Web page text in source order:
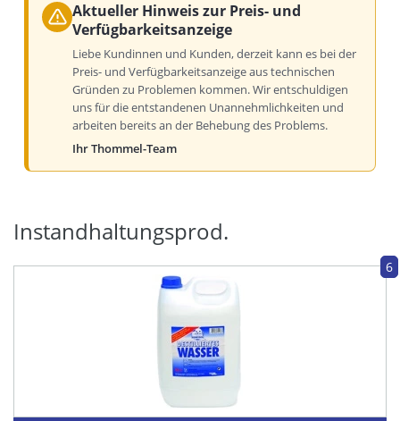
Aktueller Hinweis zur Preis- und
Verfügbarkeitsanzeige
Liebe Kundinnen und Kunden, derzeit kann es bei der
Preis- und Verfügbarkeitsanzeige aus technischen
Gründen zu Problemen kommen. Wir entschuldigen
uns für die entstandenen Unannehmlichkeiten und
arbeiten bereits an der Behebung des Problems.
Ihr Thommel-Team
Instandhaltungsprod.
6